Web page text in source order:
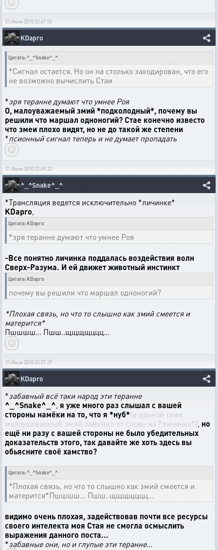
21 Июля 2010 23:41:53
KDapro
Цитата: ^_^Snake^_^
*Сигнал остается. Но он на столько закодирован, что его
не возможно вычислить Стаи
*зря теранне думают что умнее Роя
О, малоуважаемый змий *подколодный*, почему вы
решили что маршал одноногий? Стае конечно известо
что змеи плохо видят, но не до такой же степени
*псионный сигнал теперь и не думает пропадать
21 Июля 2010 23:49:22
^_^Snake^_^
*Трансляция ведется исключительно *личинке*
KDapro,
Цитата: KDapro
*зря теранне думают что умнее Роя
-Все понятно личинка поддалась воздействия волн
Сверх-Разума. И ей движет животный инстинкт
Цитата: KDapro
почему вы решили что маршал одноногий?
*Плохая связь, но что то слышно как змий смеется и
матерится*
Пшшшш... Пшш..щщщщццц...
21 Июля 2010 23:57:37
KDapro
*забавный всё таки народ эти теранне
^_^Snake^_^, я уже много раз слышал с вашей
стороны намёки на то, что я *нуб*(в данной теме
малоуважаемый змий заменил ет слово на *личинка*), но
ещё ни разу с вашей стороны не было убедительных
доказательств этого, так давайте же хоть здесь вы
обьясните своё хамство?
Цитата: ^_^Snake^_^
*Плохая связь, но что то слышно как змий смеется и
матерится*Пшшшш... Пшш..щщщщццц...
видимо очень плохая, задействовав почти все ресурсы
своего интелекта моя Стая не смогла осмыслить
выражения данного поста...
*забавные они, но и глупые эти теранне...